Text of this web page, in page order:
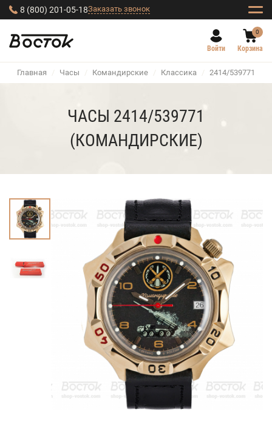
8 (800) 201-05-18Заказать звонок
Войти
0
Корзина
Главная / Часы / Командирские / Классика / 2414/539771
ЧАСЫ 2414/539771
(КОМАНДИРСКИЕ)